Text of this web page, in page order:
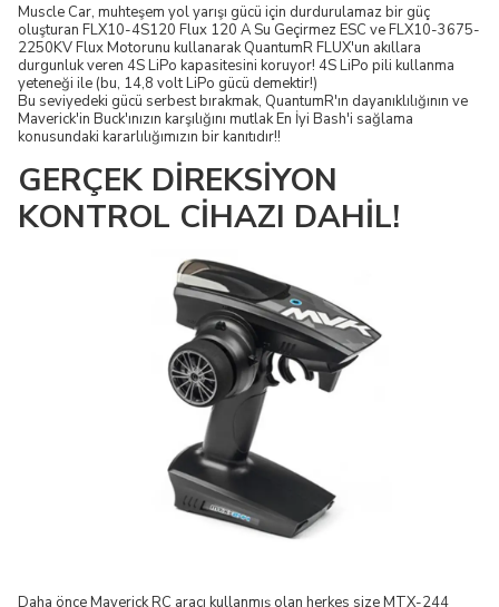
Muscle Car, muhteşem yol yarışı gücü için durdurulamaz bir güç
oluşturan FLX10-4S120 Flux 120 A Su Geçirmez ESC ve FLX10-3675-
2250KV Flux Motorunu kullanarak QuantumR FLUX'un akıllara
durgunluk veren 4S LiPo kapasitesini koruyor! 4S LiPo pili kullanma
yeteneği ile (bu, 14,8 volt LiPo gücü demektir!)
Bu seviyedeki gücü serbest bırakmak, QuantumR'ın dayanıklılığının ve
Maverick'in Buck'ınızın karşılığını mutlak En İyi Bash'i sağlama
konusundaki kararlılığımızın bir kanıtıdır!!
GERÇEK DİREKSİYON
KONTROL CİHAZI DAHİL!
Daha önce Maverick RC aracı kullanmış olan herkes size MTX-244